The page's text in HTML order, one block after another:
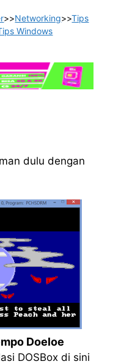
>>Networking>>Tips
Windows
dulu dengan
Doeloe
DOSBox di sini